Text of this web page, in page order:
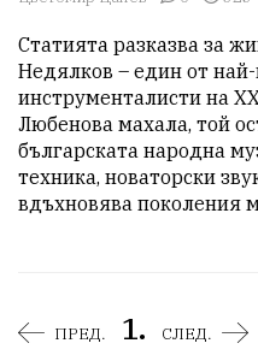
Статията разказва за
Недялков – един от
инструменталисти на
Любенова махала, той
българската народна
техника, новаторски
вдъхновява поколения
ПРЕД. 1. СЛЕД.